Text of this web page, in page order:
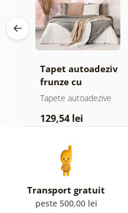
Tapet autoadeziv
frunze cu
atingere
Tapete autoadezive
129,54 lei
Transport gratuit
peste 500,00 lei